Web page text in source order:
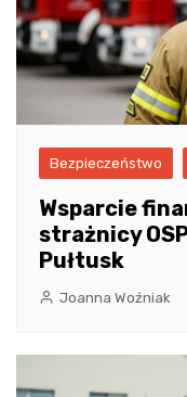
Bezpieczeństwo
Wsparcie
strażnicy
Pułtusk
Joanna Woźniak